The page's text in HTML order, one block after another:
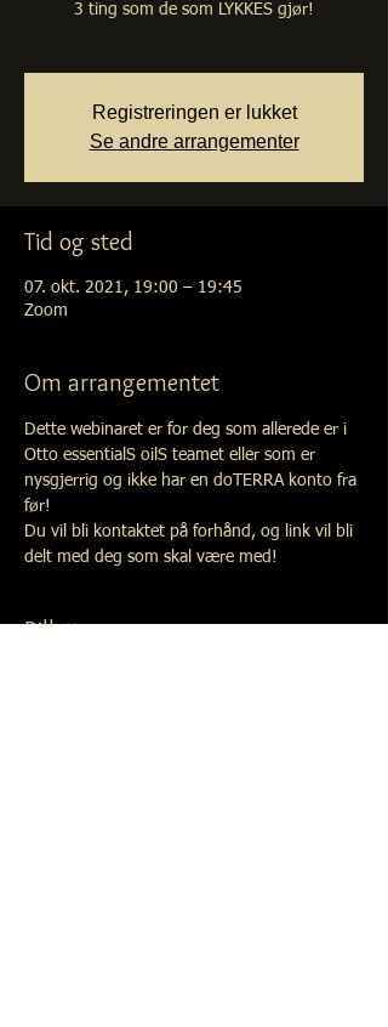
3 ting som de som LYKKES gjør!
Registreringen er lukket
Se andre arrangementer
Tid og sted
07. okt. 2021, 19:00 – 19:45
Zoom
Om arrangementet
Dette webinaret er for deg som allerede er i
Otto essentialS oilS teamet eller som er
nysgjerrig og ikke har en doTERRA konto fra
før!
Du vil bli kontaktet på forhånd, og link vil bli
delt med deg som skal være med!
Billetter